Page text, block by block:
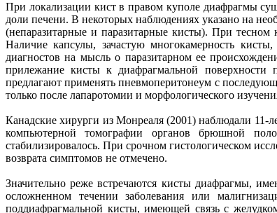
При локализации кист в правом куполе диафрагмы
доли печени. В некоторых наблюдениях указано на
(непаразитарные и паразитарные кисты). При
Наличие капсулы, зачастую многокамерность
диагностов на мысль о паразитарном ее
прилежание кисты к диафрагмальной поверхности
предлагают применять пневмоперитонеум с
только после лапаротомии и морфологического
Канадские хирурги из Монреаля (2001) наблюдали 11-
компьютерной томографии органов брюшной
стабилизировалось. При срочном гистологическом
возврата симптомов не отмечено.
Значительно реже встречаются кисты диафрагмы,
осложненном течении заболевания или
поддиафрагмальной кисты, имеющей связь с